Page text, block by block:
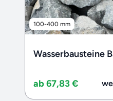
100-400 mm
Wasserbausteine
ab 67,83 €